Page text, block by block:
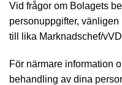
Vid frågor om Bolagets
personuppgifter,
till lika Marknadschef/
För närmare information
behandling av dina